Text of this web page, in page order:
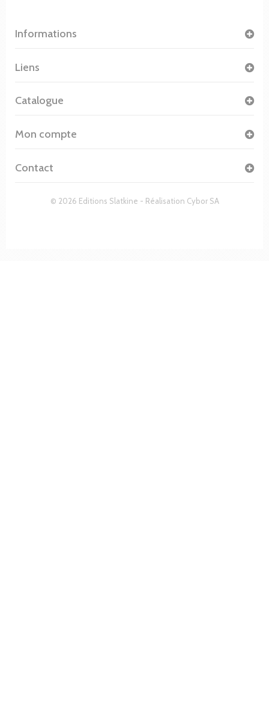
Informations
© 2026 Editions Slatkine - Réalisation Cybor SA
Liens
Catalogue
Mon compte
Contact